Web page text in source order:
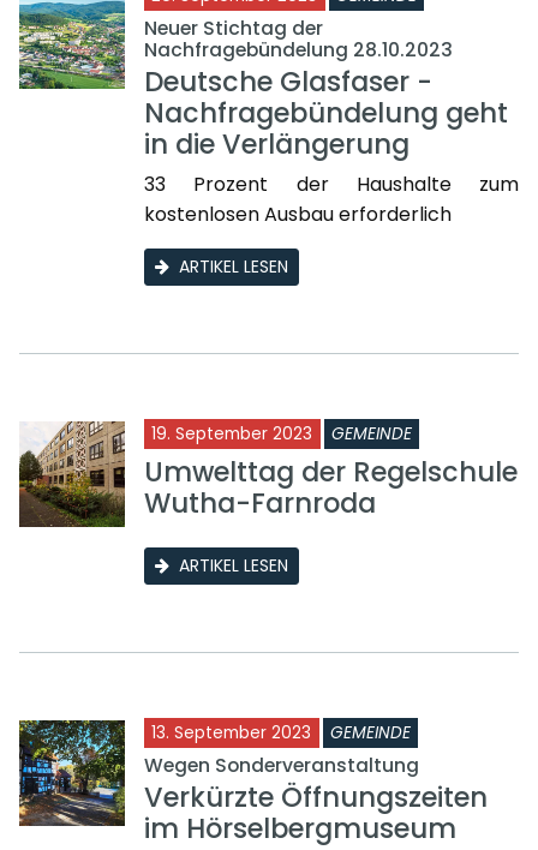
Neuer Stichtag der
Nachfragebündelung 28.10.2023
Deutsche Glasfaser -
Nachfragebündelung geht
in die Verlängerung
33 Prozent der Haushalte zum
kostenlosen Ausbau erforderlich
ARTIKEL LESEN
19. September 2023 GEMEINDE
Umwelttag der Regelschule
Wutha-Farnroda
ARTIKEL LESEN
13. September 2023 GEMEINDE
Wegen Sonderveranstaltung
Verkürzte Öffnungszeiten
im Hörselbergmuseum